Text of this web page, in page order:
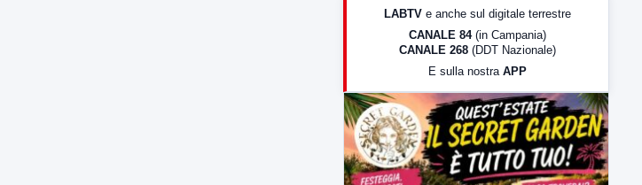
LabNews (Diretta)
23:00 LabNews (replica)
LABTV e anche sul digitale terrestre
CANALE 84 (in Campania)
CANALE 268 (DDT Nazionale)
E sulla nostra APP